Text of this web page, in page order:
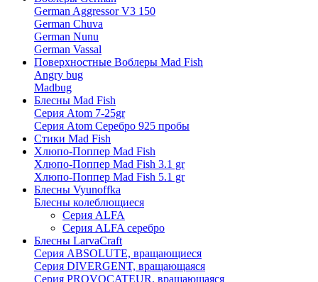
German Aggressor V3 150
German Chuva
German Nunu
German Vassal
Поверхностные Воблеры Mad Fish
Angry bug
Madbug
Блесны Mad Fish
Серия Atom 7-25gr
Серия Atom Серебро 925 пробы
Стики Mad Fish
Хлюпо-Поппер Mad Fish
Хлюпо-Поппер Mad Fish 3.1 gr
Хлюпо-Поппер Mad Fish 5.1 gr
Блесны Vyunoffka
Блесны колеблющиеся
Серия ALFA
Серия ALFA серебро
Блесны LarvaCraft
Серия ABSOLUTE, вращающиеся
Серия DIVERGENT, вращающаяся
Серия PROVOCATEUR. вращающаяся